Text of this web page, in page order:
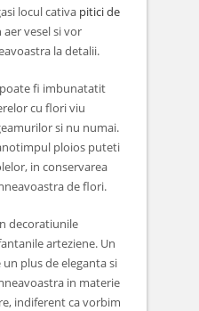
locul cativa pitici de
vesel si vor
la detalii.
fi imbunatatit
cu flori viu
si nu numai.
ploios puteti
in conservarea
de flori.
decoratiunile
arteziene. Un
plus de eleganta si
in materie
indiferent ca vorbim